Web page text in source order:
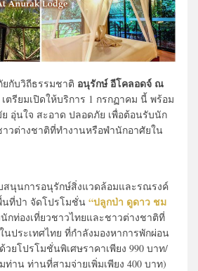
กับวิถีธรรมชาติ อนุรักษ์ อีโคลอดจ์ ณ
เตรียมเปิดให้บริการ 1 กรกฏาคม นี้ พร้อม
อุ่นใจ สะอาด ปลอดภัย เพื่อต้อนรับนัก
วต่างชาติที่ทำงานหรือพำนักอาศัยใน
นุนการอนุรักษ์สิ่งแวดล้อมและรณรงค์
นที่ป่า จัดโปรโมชั่น “ปลูกป่า ดูดาว ชม
กท่องเที่ยวชาวไทยและชาวต่างชาติที่
ประเทศไทย ที่กำลังมองหาการพักผ่อน
ยโปรโมชั่นพิเศษราคาเพียง 990 บาท/
าน ท่านที่สามจ่ายเพิ่มเพียง 400 บาท)